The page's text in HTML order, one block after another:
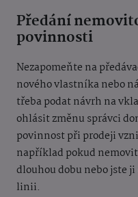
Předání
povinnosti
Nezapomeňte na
nového vlastníka nebo
třeba podat návrh na
ohlásit změnu správci
povinnost při prodeji
například pokud
dlouhou dobu nebo jste
linii.